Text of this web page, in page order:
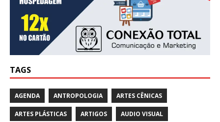
TAGS
AGENDA ANTROPOLOGIA ARTES CÊNICAS
ARTES PLÁSTICAS ARTIGOS AUDIO VISUAL